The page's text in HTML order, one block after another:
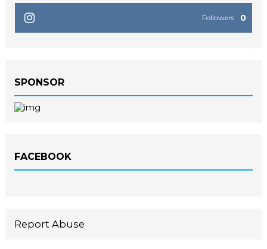
0
Followers
SPONSOR
FACEBOOK
Report Abuse